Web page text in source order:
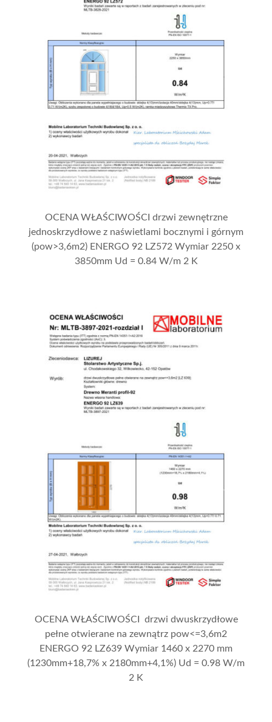
OCENA WŁAŚCIWOŚCI drzwi zewnętrzne
jednoskrzydłowe z naświetlami bocznymi i górnym
(pow>3,6m2) ENERGO 92 LZ572 Wymiar 2250 x
3850mm Ud = 0.84 W/m 2 K
OCENA WŁAŚCIWOŚCI drzwi dwuskrzydłowe
pełne otwierane na zewnątrz pow<=3,6m2
ENERGO 92 LZ639 Wymiar 1460 x 2270 mm
(1230mm+18,7% x 2180mm+4,1%) Ud = 0.98 W/m
2 K